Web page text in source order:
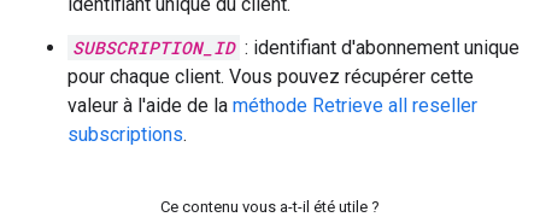
SUBSCRIPTION_ID : identifiant d'abonnement unique
pour chaque client. Vous pouvez récupérer cette
valeur à l'aide de la méthode Retrieve all reseller
subscriptions.
Ce contenu vous a-t-il été utile ?